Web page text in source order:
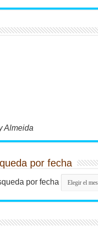
Almeida
por fecha
por fecha